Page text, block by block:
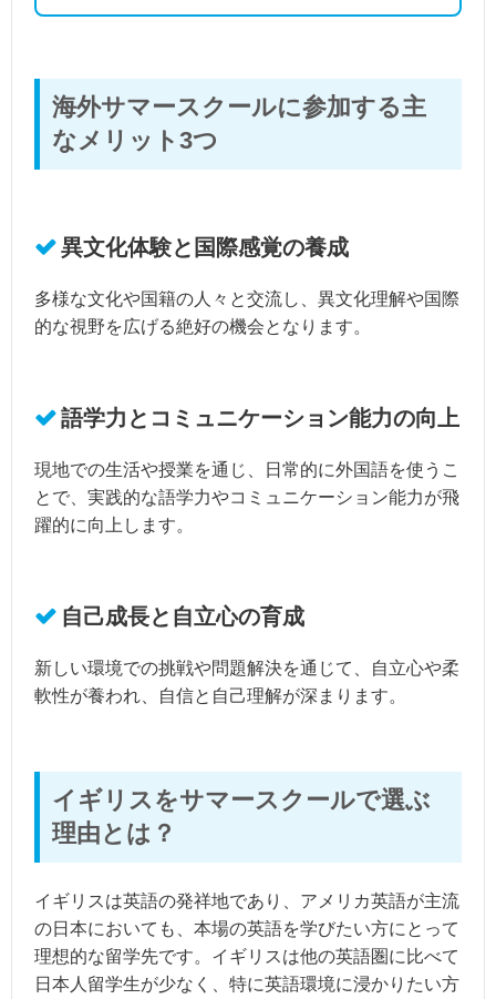
海外サマースクールに参加する主
なメリット3つ
異文化体験と国際感覚の養成
多様な文化や国籍の人々と交流し、異文化理解や国際
的な視野を広げる絶好の機会となります。
語学力とコミュニケーション能力の向上
現地での生活や授業を通じ、日常的に外国語を使うこ
とで、実践的な語学力やコミュニケーション能力が飛
躍的に向上します。
自己成長と自立心の育成
新しい環境での挑戦や問題解決を通じて、自立心や柔
軟性が養われ、自信と自己理解が深まります。
イギリスをサマースクールで選ぶ
理由とは？
イギリスは英語の発祥地であり、アメリカ英語が主流
の日本においても、本場の英語を学びたい方にとって
理想的な留学先です。イギリスは他の英語圏に比べて
日本人留学生が少なく、特に英語環境に浸かりたい方